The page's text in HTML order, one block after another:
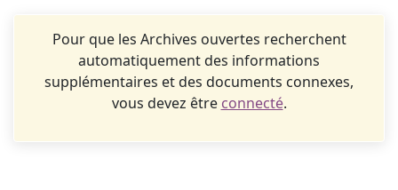
Pour que les Archives ouvertes recherchent
automatiquement des informations
supplémentaires et des documents connexes,
vous devez être connecté.